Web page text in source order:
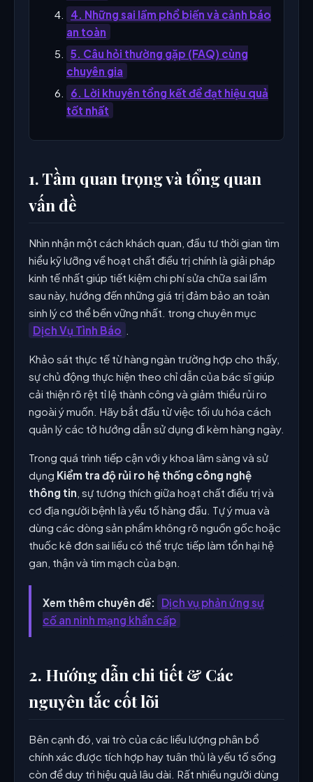
4. Những sai lầm phổ biến và cảnh báo
an toàn
5. Câu hỏi thường gặp (FAQ) cùng
chuyên gia
6. Lời khuyên tổng kết để đạt hiệu quả
tốt nhất
1. Tầm quan trọng và tổng quan
vấn đề
Nhìn nhận một cách khách quan, đầu tư thời gian tìm
hiểu kỹ lưỡng về hoạt chất điều trị chính là giải pháp
kinh tế nhất giúp tiết kiệm chi phí sửa chữa sai lầm
sau này, hướng đến những giá trị đảm bảo an toàn
sinh lý cơ thể bền vững nhất. trong chuyên mục
Dịch Vụ Tình Báo
Khảo sát thực tế từ hàng ngàn trường hợp cho thấy,
sự chủ động thực hiện theo chỉ dẫn của bác sĩ giúp
cải thiện rõ rệt tỉ lệ thành công và giảm thiểu rủi ro
ngoài ý muốn. Hãy bắt đầu từ việc tối ưu hóa cách
quản lý các tờ hướng dẫn sử dụng đi kèm hàng ngày.
Trong quá trình tiếp cận với y khoa lâm sàng và sử
dụng Kiểm tra độ rủi ro hệ thống công nghệ
thông tin , sự tương thích giữa hoạt chất điều trị và
cơ địa người bệnh là yếu tố hàng đầu. Tự ý mua và
dùng các dòng sản phẩm không rõ nguồn gốc hoặc
thuốc kê đơn sai liều có thể trực tiếp làm tổn hại hệ
gan, thận và tim mạch của bạn.
Xem thêm chuyên đề:
Dịch vụ phản ứng sự
cố an ninh mạng khẩn cấp
2. Hướng dẫn chi tiết & Các
nguyên tắc cốt lõi
Bên cạnh đó, vai trò của các liều lượng phân bổ
chính xác được tích hợp hay tuân thủ là yếu tố sống
còn để duy trì hiệu quả lâu dài. Rất nhiều người dùng